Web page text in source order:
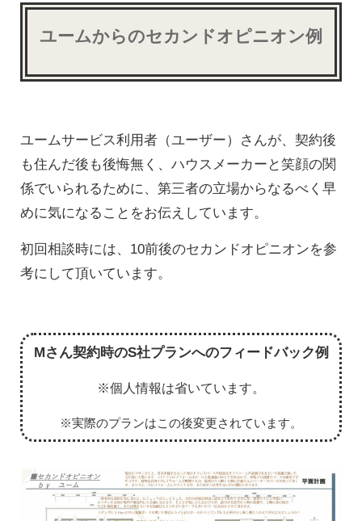
ユームからのセカンドオピニオン例
ユームサービス利用者（ユーザー）さんが、契約後
も住んだ後も後悔無く、ハウスメーカーと笑顔の関
係でいられるために、第三者の立場からなるべく早
めに気になることをお伝えしています。
初回相談時には、10前後のセカンドオピニオンを参
考にして頂いています。
Mさん契約時のS社プランへのフィードバック例
※個人情報は省いています。
※実際のプランはこの後変更されています。